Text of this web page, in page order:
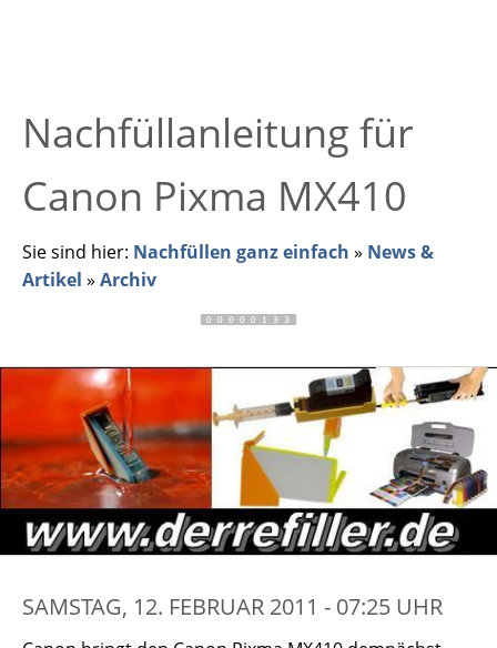
Nachfüllanleitung für
Canon Pixma MX410
Sie sind hier: Nachfüllen ganz einfach » News &
Artikel » Archiv
SAMSTAG, 12. FEBRUAR 2011 - 07:25 UHR